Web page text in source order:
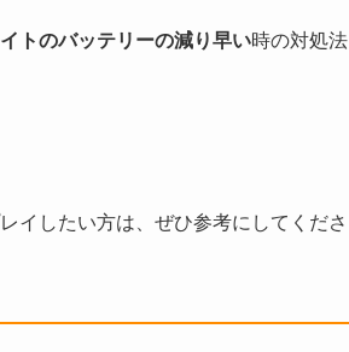
トのバッテリーの減り早い時の対処法
イしたい方は、ぜひ参考にしてくださ